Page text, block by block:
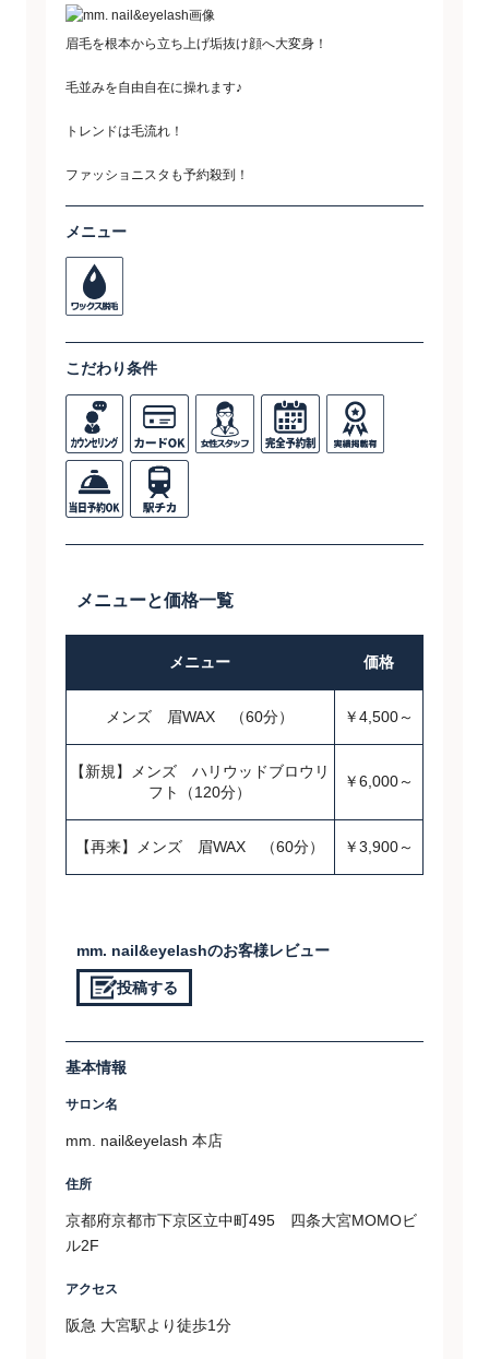
眉毛を根本から立ち上げ垢抜け顔へ大変身！
毛並みを自由自在に操れます♪
トレンドは毛流れ！
ファッショニスタも予約殺到！
メニュー
こだわり条件
メニューと価格一覧
メニュー 価格
メンズ 眉WAX （60分） ￥4,500～
【新規】メンズ ハリウッドブロウリ
フト（120分）
￥6,000～
【再来】メンズ 眉WAX （60分） ￥3,900～
mm. nail&eyelashのお客様レビュー
投稿する
基本情報
サロン名
mm. nail&eyelash 本店
住所
京都府京都市下京区立中町495 四条大宮MOMOビ
ル2F
アクセス
阪急 大宮駅より徒歩1分